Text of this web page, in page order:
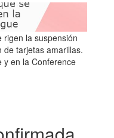
rigen la suspensión
de tarjetas amarillas.
y en la Conference